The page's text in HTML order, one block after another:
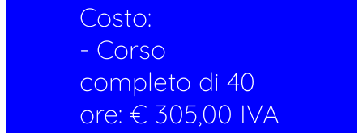
Costo:
- Corso
completo di 40
ore: € 305,00 IVA